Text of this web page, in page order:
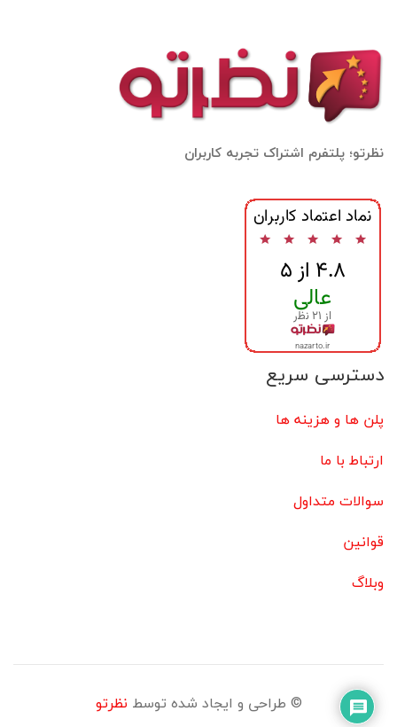
نظرتو؛ پلتفرم اشتراک تجربه کاربران
دسترسی سریع
پلن ها و هزینه ها
ارتباط با ما
سوالات متداول
قوانین
وبلاگ
© طراحی و ایجاد شده توسط نظرتو